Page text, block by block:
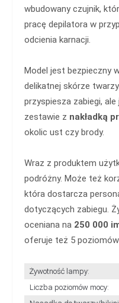
wbudowany czujnik,
pracę depilatora w
odcienia karnacji.
Model jest bezpieczny
delikatnej skórze
przyspiesza zabiegi,
zestawie z nakładką
okolic ust czy brody.
Wraz z produktem
podróżny. Może też
która dostarcza
dotyczących zabiegu.
oceniana na 250 000
oferuje też 5
Żywotność lampy:
Liczba poziomów mocy: